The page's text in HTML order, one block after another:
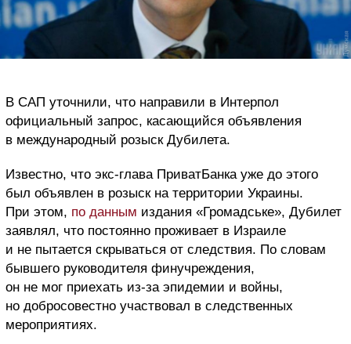
В САП уточнили, что направили в Интерпол
официальный запрос, касающийся объявления
в международный розыск Дубилета.
Известно, что экс-глава ПриватБанка уже до этого
был объявлен в розыск на территории Украины.
При этом, по данным издания «Громадське», Дубилет
заявлял, что постоянно проживает в Израиле
и не пытается скрываться от следствия. По словам
бывшего руководителя финучреждения,
он не мог приехать из-за эпидемии и войны,
но добросовестно участвовал в следственных
мероприятиях.